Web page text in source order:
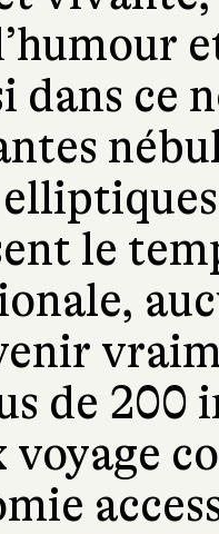
dans ce
le
de 200
voyage